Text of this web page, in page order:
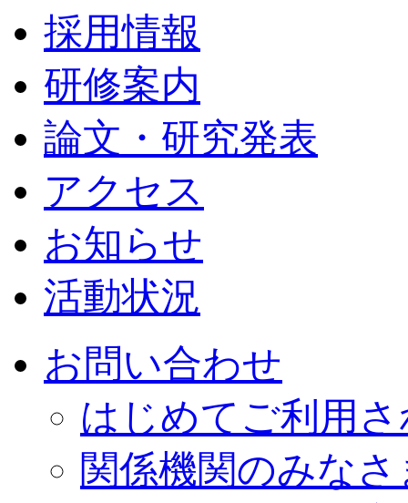
採用情報
研修案内
論文・研究発表
アクセス
お知らせ
活動状況
お問い合わせ
はじめてご利用
関係機関のみな